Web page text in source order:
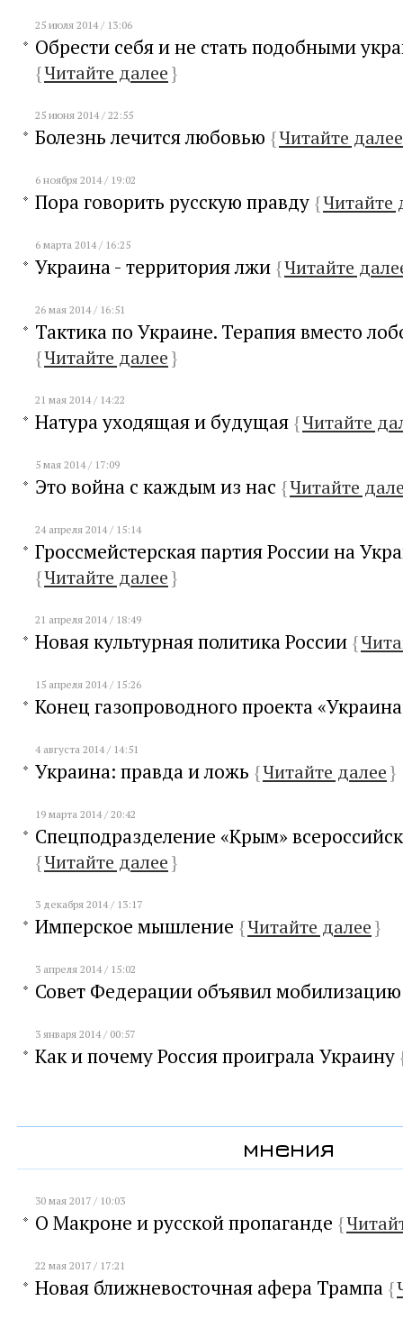
25 июля 2014 / 13:06
Обрести себя и не стать подобными
{Читайте далее}
25 июня 2014 / 22:55
Болезнь лечится любовью {Читайте далее
6 ноября 2014 / 19:02
Пора говорить русскую правду {Читайте
6 марта 2014 / 16:25
Украина - территория лжи {Читайте
26 мая 2014 / 16:51
Тактика по Украине. Терапия вместо
{Читайте далее}
21 мая 2014 / 14:22
Натура уходящая и будущая {Читайте
5 мая 2014 / 17:09
Это война с каждым из нас {Читайте
24 апреля 2014 / 15:14
Гроссмейстерская партия России на
{Читайте далее}
21 апреля 2014 / 18:49
Новая культурная политика России {
15 апреля 2014 / 15:26
Конец газопроводного проекта
4 августа 2014 / 14:51
Украина: правда и ложь {Читайте далее}
19 марта 2014 / 20:42
Спецподразделение «Крым»
{Читайте далее}
3 декабря 2014 / 13:17
Имперское мышление {Читайте далее}
3 апреля 2014 / 15:02
Совет Федерации объявил
3 января 2014 / 00:57
Как и почему Россия проиграла Украину
мнения
30 мая 2017 / 10:03
О Макроне и русской пропаганде {
22 мая 2017 / 17:21
Новая ближневосточная афера Трампа {